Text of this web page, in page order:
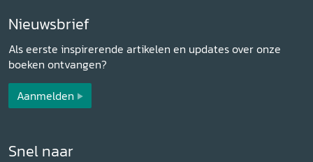
Nieuwsbrief
Als eerste inspirerende artikelen en updates over onze
boeken ontvangen?
Aanmelden
Snel naar